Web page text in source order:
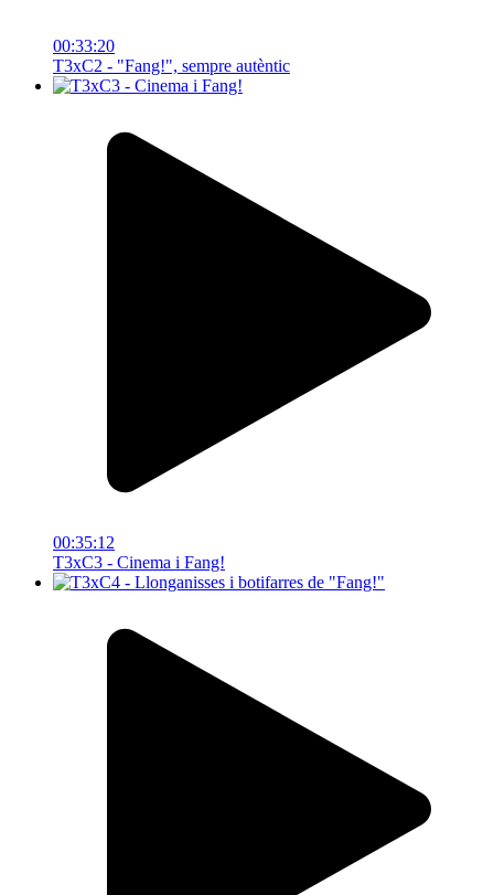
00:33:20
T3xC2 - "Fang!", sempre autèntic
00:35:12
T3xC3 - Cinema i Fang!